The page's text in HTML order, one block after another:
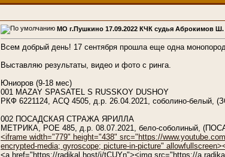
МО г.Пушкино 17.09.2022 КЧК судья Аброкимов Ш.
Всем добрый день! 17 сентября прошла еще одна
Выставляю результаты, видео и фото с ринга.
Юниоров (9-18 мес)
001 MAZAY SPASATEL S RUSSKOY DUSHOY
РКФ 6221124, ACQ 4505, д.р. 26.04.2021, соболино-
002 ПОСАДСКАЯ СТРАЖА ЯРИЛЛА
МЕТРИКА, POE 485, д.р. 08.07.2021, бело-
<iframe width="779" height="438" src="https://
encrypted-media; gyroscope; picture-in-picture"
<a href="https://radikal.host/i/tCUYn"><img src="https://